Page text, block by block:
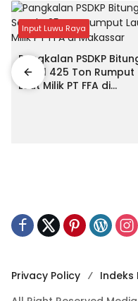
Input Luwu Raya
Pangkalan PSDKP
Segel 425 Ton Rumput
Laut Milik PT FFA di
Privacy Policy Indeks